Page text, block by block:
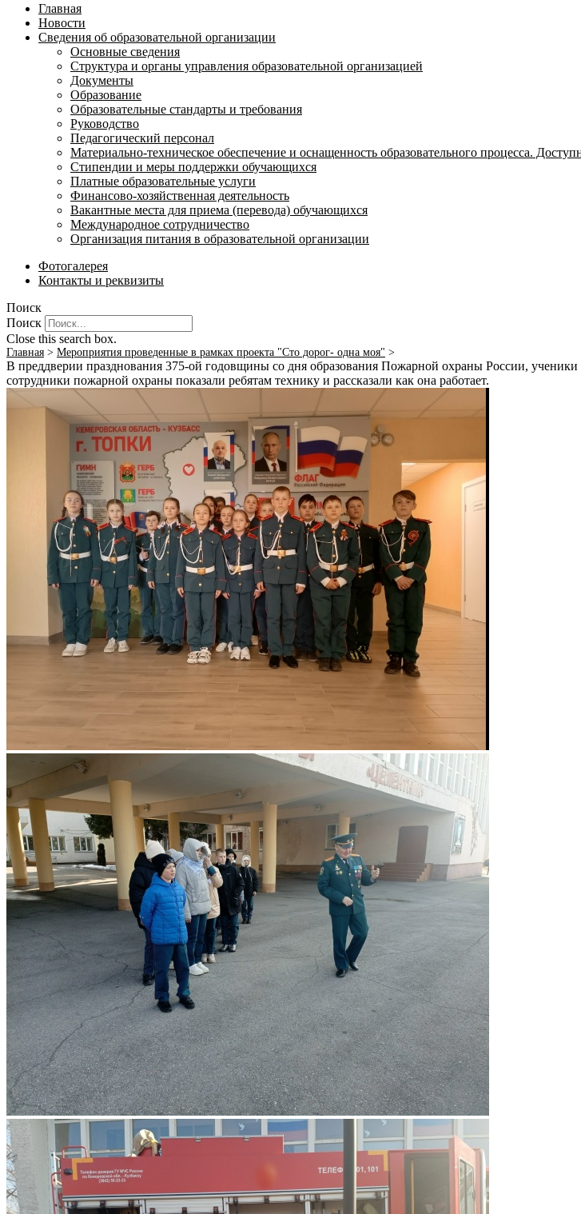
Главная
Новости
Сведения об образовательной организации
Основные сведения
Структура и органы управления образовательной организацией
Документы
Образование
Образовательные стандарты и требования
Руководство
Педагогический персонал
Материально-техническое обеспечение и оснащенность образовательного процесса.
Стипендии и меры поддержки обучающихся
Платные образовательные услуги
Финансово-хозяйственная деятельность
Вакантные места для приема (перевода) обучающихся
Международное сотрудничество
Организация питания в образовательной организации
Фотогалерея
Контакты и реквизиты
Поиск
Поиск
Close this search box.
Главная > Мероприятия проведенные в рамках проекта "Сто дорог- одна моя" >
В преддверии празднования 375-ой годовщины со дня образования Пожарной охраны России,
сотрудники пожарной охраны показали ребятам технику и рассказали как она работает.